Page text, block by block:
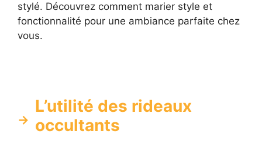
stylé. Découvrez comment marier style et
fonctionnalité pour une ambiance parfaite chez
vous.
L’utilité des rideaux
occultants